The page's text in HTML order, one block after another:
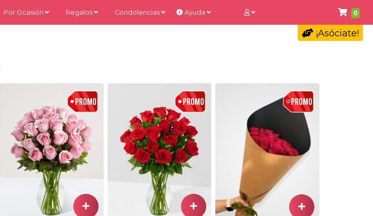
0
Por Ocasión Regalos Condolencias Ayuda
¡Asóciate!